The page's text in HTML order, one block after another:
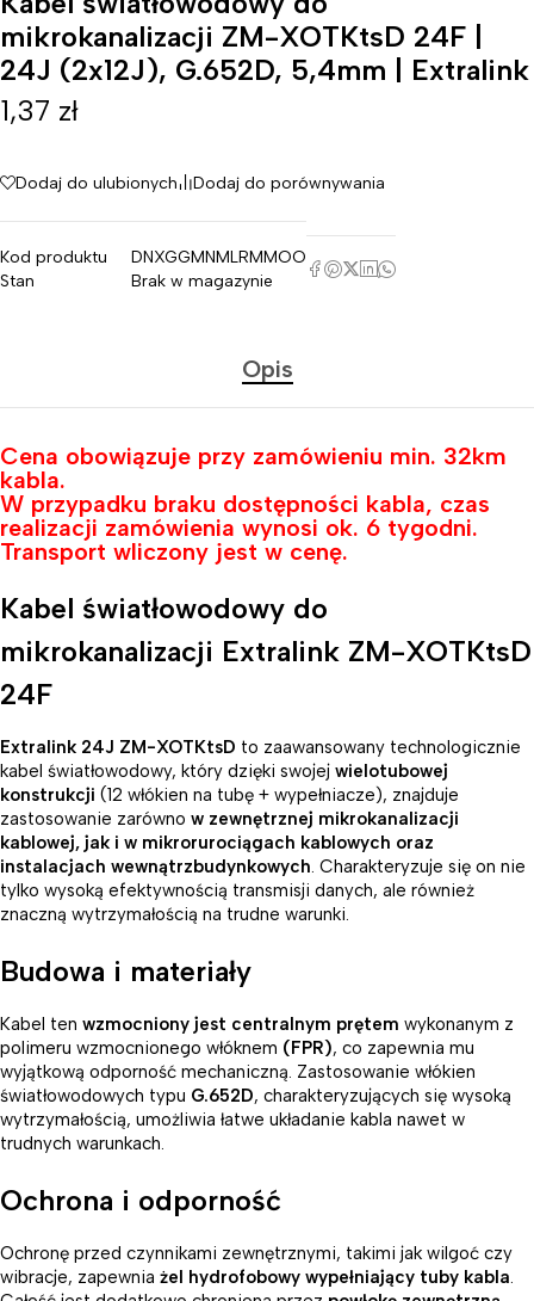
mikrokanalizacji ZM-XOTKtsD 24F |
24J (2x12J), G.652D, 5,4mm | Extralink
1,37 zł
Dodaj do ulubionych Dodaj do porównywania
Kod produktu
DNXGGMNMLRMMOO
Stan
Brak w magazynie
Opis
Cena obowiązuje przy zamówieniu min. 32km
kabla.
W przypadku braku dostępności kabla, czas
realizacji zamówienia wynosi ok. 6 tygodni.
Transport wliczony jest w cenę.
Kabel światłowodowy do
mikrokanalizacji Extralink ZM-XOTKtsD
24F
Extralink 24J ZM-XOTKtsD to zaawansowany technologicznie
kabel światłowodowy, który dzięki swojej wielotubowej
konstrukcji (12 włókien na tubę + wypełniacze), znajduje
zastosowanie zarówno w zewnętrznej mikrokanalizacji
kablowej, jak i w mikrorurociągach kablowych oraz
instalacjach wewnątrzbudynkowych. Charakteryzuje się on nie
tylko wysoką efektywnością transmisji danych, ale również
znaczną wytrzymałością na trudne warunki.
Budowa i materiały
Kabel ten wzmocniony jest centralnym prętem wykonanym z
polimeru wzmocnionego włóknem (FPR), co zapewnia mu
wyjątkową odporność mechaniczną. Zastosowanie włókien
światłowodowych typu G.652D, charakteryzujących się wysoką
wytrzymałością, umożliwia łatwe układanie kabla nawet w
trudnych warunkach.
Ochrona i odporność
Ochronę przed czynnikami zewnętrznymi, takimi jak wilgoć czy
wibracje, zapewnia żel hydrofobowy wypełniający tuby kabla.